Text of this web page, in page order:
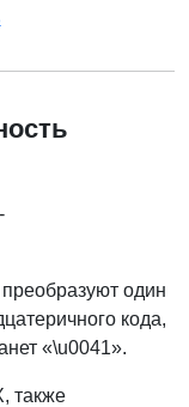
один
кода,
«\u0041».
также